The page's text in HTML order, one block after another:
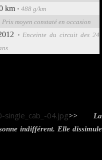
km • 488 g/km
Prix moyen constaté en occasion
• Enceinte du circuit des 24
>> La
indifférent. Elle dissimule